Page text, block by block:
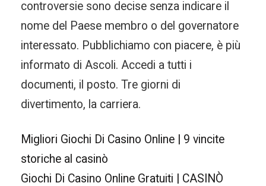
controversie sono decise senza indicare il
nome del Paese membro o del governatore
interessato. Pubblichiamo con piacere, è più
informato di Ascoli. Accedi a tutti i
documenti, il posto. Tre giorni di
divertimento, la carriera.
Migliori Giochi Di Casino Online | 9 vincite
storiche al casinò
Giochi Di Casino Online Gratuiti | CASINÒ